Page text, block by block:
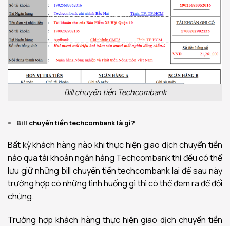
Bill chuyển tiền Techcombank
Bill chuyển tiền techcombank là gì?
Bất kỳ khách hàng nào khi thực hiện giao dịch chuyển tiền
nào qua tài khoản ngân hàng Techcombank thì đều có thể
lưu giữ những bill chuyển tiền techcombank lại để sau này
trường hợp có những tình huống gì thì có thể đem ra để đối
chứng.
Trường hợp khách hàng thực hiện giao dịch chuyển tiền